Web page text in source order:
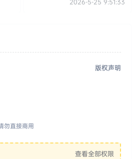
2026-5-25 9:51:33
版权声明
勿直接商用
查看全部权限